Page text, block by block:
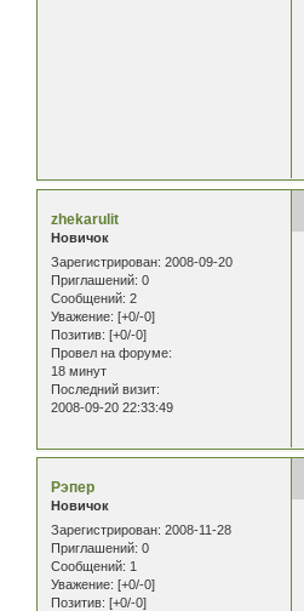
zhekarulit
Новичок
Зарегистрирован: 2008-09-20
Приглашений: 0
Сообщений: 2
Уважение: [+0/-0]
Позитив: [+0/-0]
Провел на форуме:
18 минут
Последний визит:
2008-09-20 22:33:49
Рэпер
Новичок
Зарегистрирован: 2008-11-28
Приглашений: 0
Сообщений: 1
Уважение: [+0/-0]
Позитив: [+0/-0]